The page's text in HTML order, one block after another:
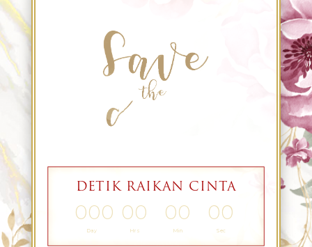
DETIK RAIKAN CINTA
000
Day
00
Hrs
00
Min
00
Sec